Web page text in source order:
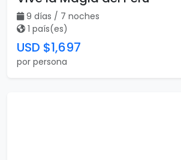
9 días / 7 noches
1 país(es)
USD $1,697
por persona